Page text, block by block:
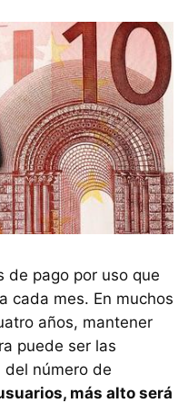
de pago por uso que
cada mes. En muchos
años, mantener
puede ser las
número de
más alto será